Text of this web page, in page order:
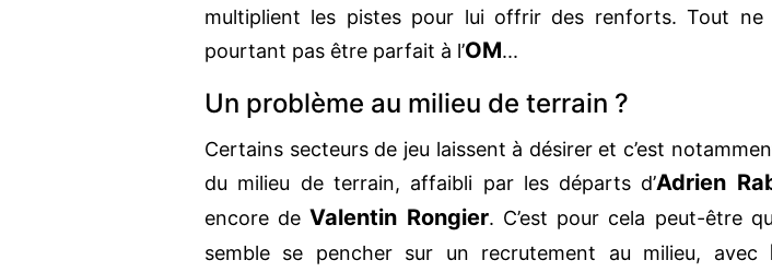
multiplient les pistes pour lui offrir des renforts. Tout ne
pourtant pas être parfait à l’OM...
Un problème au milieu de terrain ?
Certains secteurs de jeu laissent à désirer et c’est
du milieu de terrain, affaibli par les départs d’Adrien
encore de Valentin Rongier. C’est pour cela peut-être
semble se pencher sur un recrutement au milieu, avec